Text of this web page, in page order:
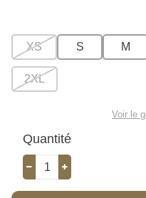
XS S M
2XL
Voir le
Quantité